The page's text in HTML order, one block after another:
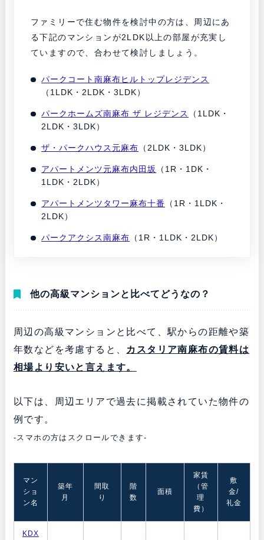
ファミリーで住む物件を検討中の方は、周辺にあ
る下記のマンションが2LDK以上の部屋が充実し
ていますので、合わせて検討しましょう。
パークコート南麻布ヒルトップレジデンス
（1LDK・2LDK・3LDK）
パークホームズ南麻布 ザ レジデンス
（1LDK・
2LDK・3LDK）
ザ・パークハウス元麻布 （2LDK・3LDK）
アパートメンツ元麻布内田坂
（1R・1DK・
1LDK・2LDK）
アパートメンツタワー麻布十番
（1R・1LDK・
2LDK）
パークアクシス南麻布 （1R・1LDK・2LDK）
他の高級マンションと比べてどうなの？
周辺の高級マンションと比べて、駅からの距離や築
年数などを考慮すると、 カスタリア南麻布の賃料は
相場より安いと言えます。
以下は、周辺エリアで過去に掲載されていた物件の
例です。
-スマホの方はスクロールできます-
マン
ショ
ン名
築年
月
間取
り
階
数
面積
家賃
（管
理
費）
敷
金/
礼金
KDX